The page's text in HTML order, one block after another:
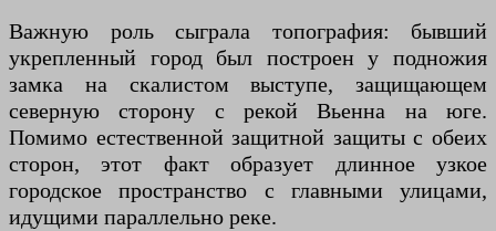
Важную роль сыграла топография: бывший
укрепленный город был построен у подножия
замка на скалистом выступе, защищающем
северную сторону с рекой Вьенна на юге.
Помимо естественной защитной защиты с обеих
сторон, этот факт образует длинное узкое
городское пространство с главными улицами,
идущими параллельно реке.